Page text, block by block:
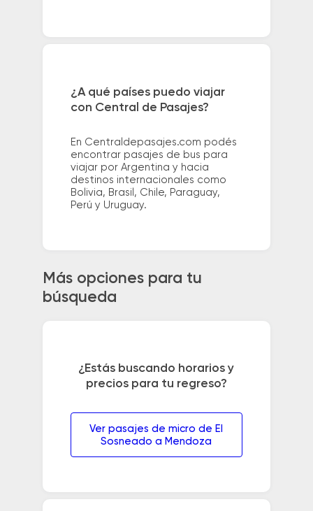
¿A qué países puedo viajar
con Central de Pasajes?
En Centraldepasajes.com podés
encontrar pasajes de bus para
viajar por Argentina y hacia
destinos internacionales como
Bolivia, Brasil, Chile, Paraguay,
Perú y Uruguay.
Más opciones para tu
búsqueda
¿Estás buscando horarios y
precios para tu regreso?
Ver pasajes de micro de El
Sosneado a Mendoza